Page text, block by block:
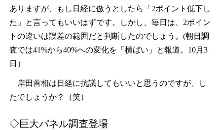
ありますが、もし日経に倣うとしたら「2ポイント低下し
た」と言ってもいいはずです。しかし、毎日は、2ポイン
トの違いは誤差の範囲だと判断したのでしょう。(朝日調
査では41%から40%への変化を「横ばい」と報道。10月3
日）
岸田首相は日経に抗議してもいいと思うのですが、し
たでしょうか？（笑）
◇巨大パネル調査登場